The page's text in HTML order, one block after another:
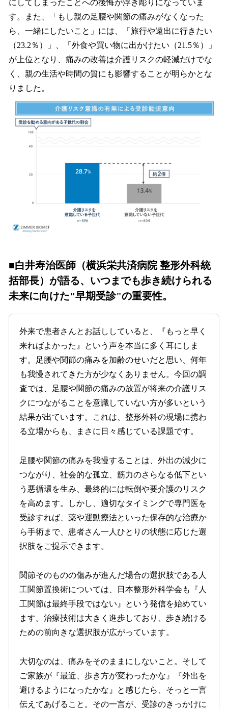
にしてしまったことへの後悔が浮き彫りになっていま
す。また、「もし親の足腰や関節の痛みがなくなった
ら、一緒にしたいこと」には、「旅行や遠出に行きたい
（23.2％）」、「外食や買い物に出かけたい（21.5％）」
が上位となり、痛みの改善は介護リスクの軽減だけでな
く、親の生活や時間の質にも影響することが明らかとな
りました。
■白井寿治医師（横浜栄共済病院 整形外科統
括部長）が語る、いつまでも歩き続けられる
未来に向けた"早期受診"の重要性。
外来で患者さんとお話ししていると、『もっと早く
来ればよかった』という声を本当に多く耳にしま
す。足腰や関節の痛みを加齢のせいだと思い、何年
も我慢されてきた方が少なくありません。今回の調
査では、足腰や関節の痛みの放置が将来の介護リス
クにつながることを意識していない方が多いという
結果が出ています。これは、整形外科の現場に携わ
る立場からも、まさに日々感じている課題です。
足腰や関節の痛みを我慢することは、外出の減少に
つながり、社会的な孤立、筋力のさらなる低下とい
う悪循環を生み、最終的には転倒や要介護のリスク
を高めます。しかし、適切なタイミングで専門医を
受診すれば、薬や運動療法といった保存的な治療か
ら手術まで、患者さん一人ひとりの状態に応じた選
択肢をご提示できます。
関節そのものの傷みが進んだ場合の選択肢である人
工関節置換術については、日本整形外科学会も『人
工関節は最終手段ではない』という発信を始めてい
ます。治療技術は大きく進歩しており、歩き続ける
ための前向きな選択肢が広がっています。
大切なのは、痛みをそのままにしないこと。そして
ご家族が『最近、歩き方が変わったかな』『外出を
避けるようになったかな』と感じたら、そっと一言
伝えてあげること。その一言が、受診のきっかけに